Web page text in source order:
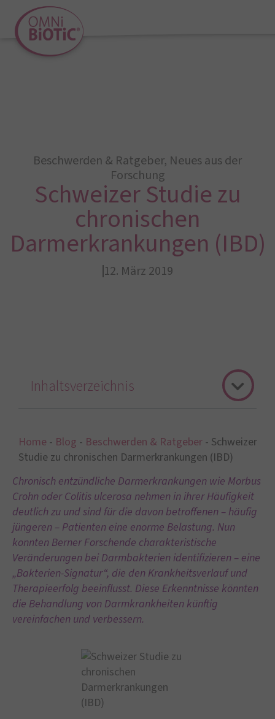
Beschwerden & Ratgeber, Neues aus der
Forschung
Schweizer Studie zu
chronischen
Darmerkrankungen (IBD)
12. März 2019
Home - Blog - Beschwerden & Ratgeber - Schweizer
Studie zu chronischen Darmerkrankungen (IBD)
Chronisch entzündliche Darmerkrankungen wie Morbus
Crohn oder Colitis ulcerosa nehmen in ihrer Häufigkeit
deutlich zu und sind für die davon betroffenen – häufig
jüngeren – Patienten eine enorme Belastung. Nun
konnten Berner Forschende charakteristische
Veränderungen bei Darmbakterien identifizieren – eine
„Bakterien-Signatur“, die den Krankheitsverlauf und
Therapieerfolg beeinflusst. Diese Erkenntnisse könnten
die Behandlung von Darmkrankheiten künftig
vereinfachen und verbessern.
Inhaltsverzeichnis